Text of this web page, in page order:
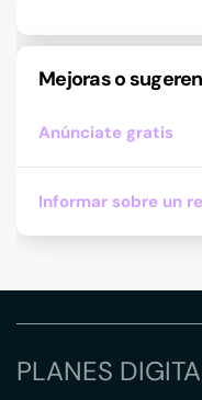
Mejoras o
Anúnciate gratis
Informar sobre un
PLANES